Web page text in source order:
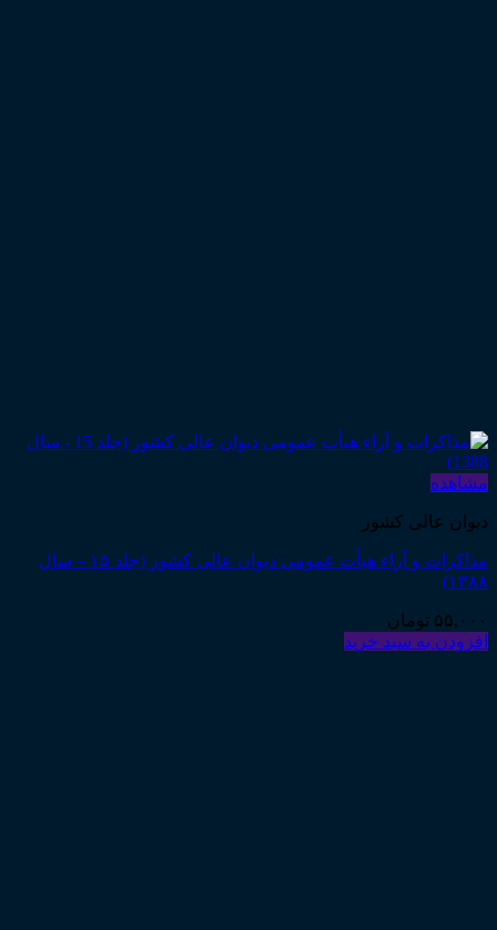
مشاهده
دیوان عالی کشور
مذاکرات و آراء هیأت عمومی دیوان عالی کشور (جلد ۱۵ – سال
۱۳۸۸)
۵۵,۰۰۰ تومان
افزودن به سبد خرید